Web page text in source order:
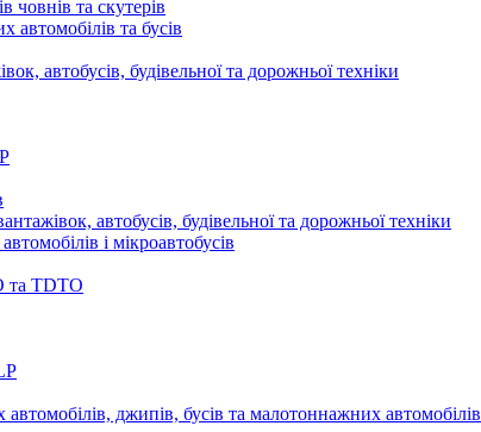
човнів та скутерів
та бусів
автобусів, будівельної та дорожньої техніки
автобусів, будівельної та дорожньої техніки
і мікроавтобусів
та TDTO
джипів, бусів та малотоннажних автомобілів